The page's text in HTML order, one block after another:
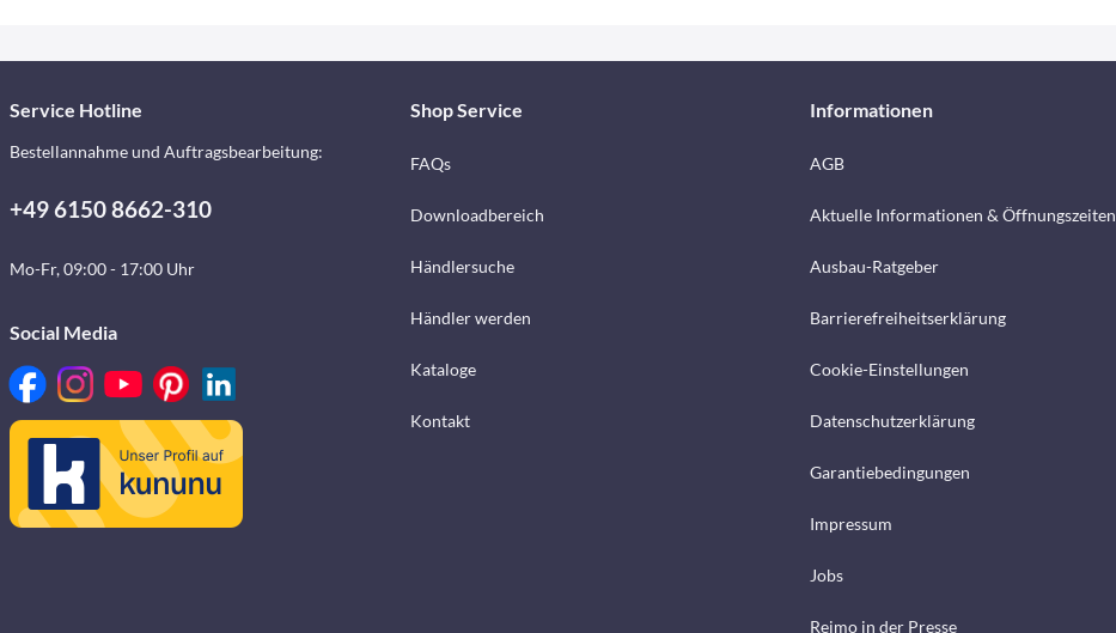
Service Hotline
Bestellannahme und Auftragsbearbeitung:
+49 6150 8662-310
Mo-Fr, 09:00 - 17:00 Uhr
Social Media
Shop Service
FAQs
Downloadbereich
Händlersuche
Händler werden
Kataloge
Kontakt
Informationen
AGB
Aktuelle Informationen & Öffnungszeiten
Ausbau-Ratgeber
Barrierefreiheitserklärung
Cookie-Einstellungen
Datenschutzerklärung
Garantiebedingungen
Impressum
Jobs
Reimo in der Presse